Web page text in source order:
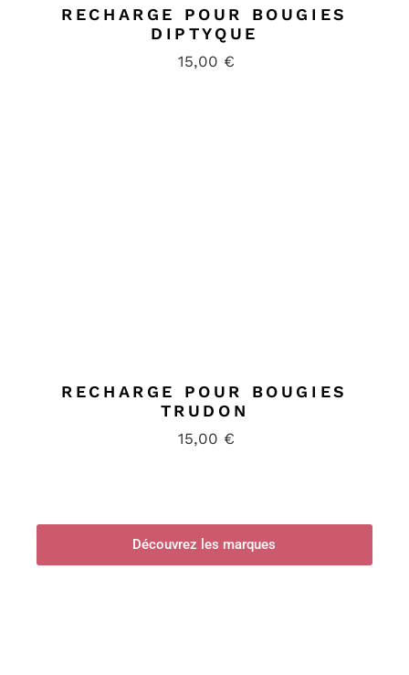
RECHARGE POUR BOUGIES
DIPTYQUE
15,00 €
RECHARGE POUR BOUGIES
TRUDON
15,00 €
Découvrez les marques